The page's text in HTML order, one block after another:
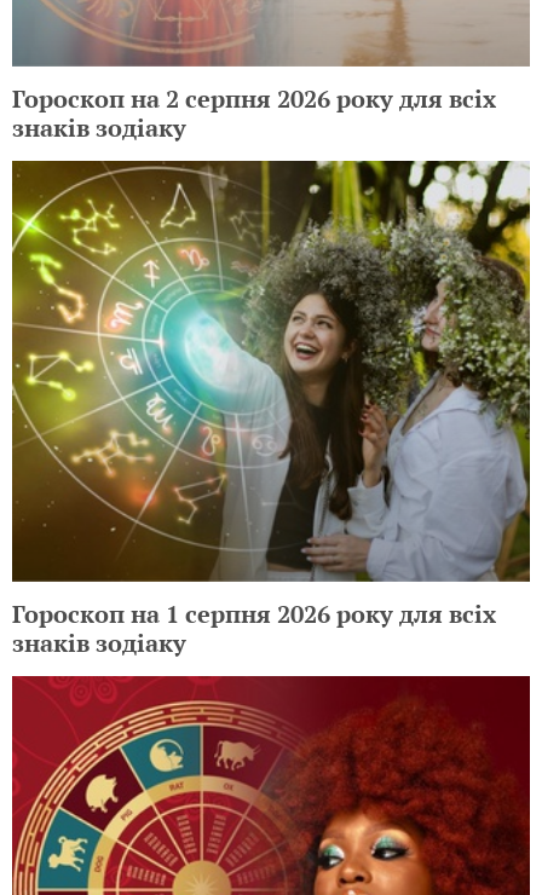
Гороскоп на 2 серпня 2026 року для всіх
знаків зодіаку
Гороскоп на 1 серпня 2026 року для всіх
знаків зодіаку